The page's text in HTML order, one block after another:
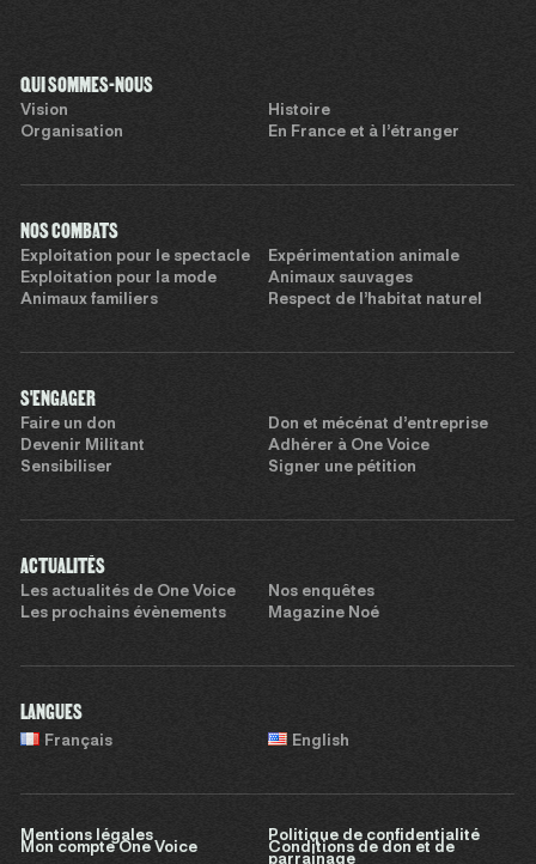
QUI SOMMES-NOUS
Vision
Histoire
Organisation
En France et à l’étranger
NOS COMBATS
Exploitation pour le spectacle
Expérimentation animale
Exploitation pour la mode
Animaux sauvages
Animaux familiers
Respect de l’habitat naturel
S'ENGAGER
Faire un don
Don et mécénat d’entreprise
Devenir Militant
Adhérer à One Voice
Sensibiliser
Signer une pétition
ACTUALITÉS
Les actualités de One Voice
Nos enquêtes
Les prochains évènements
Magazine Noé
LANGUES
Français English
Mentions légales
Politique de confidentialité
Mon compte One Voice
Conditions de don et de
parrainage